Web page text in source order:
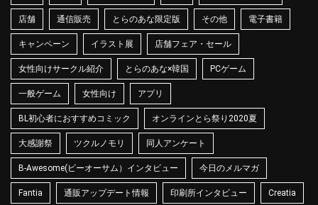
店舗 通信販売 とらのあな限定版 その他 電子書籍
キャンペーン イラスト展 店舗フェア・セール
女性向けサークル紹介 とらのあな×韓国 PCゲーム
一般ゲーム 女性向け アプリ
BL初心者におすすめコミック オンラインとら祭り2020夏
大感謝祭 ツクルノモリ 同人アンケート
B-Awesome(ビーオーサム）インタビュー 今日のメルマガ
Fantia 通販アップデート情報 印刷所インタビュー Creatia